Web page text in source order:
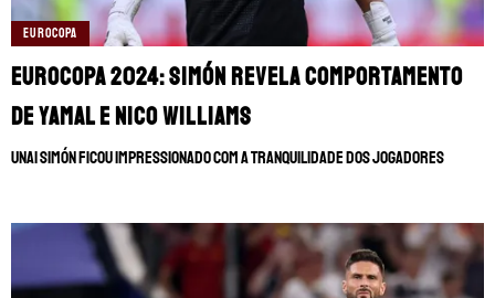
EUROCOPA
Eurocopa 2024: Simón revela comportamento
de Yamal e Nico Williams
Unai Simón ficou impressionado com a tranquilidade dos jogadores